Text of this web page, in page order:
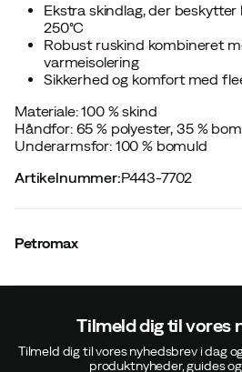
Ekstra skindlag, der
250°C
Robust ruskind kombineret
varmeisolering
Sikkerhed og komfort med
Materiale: 100 % skind
Håndfor: 65 % polyester, 35 %
Underarmsfor: 100 % bomuld
Artikelnummer:P443-7702
Petromax
Tilmeld dig til vores
Tilmeld dig til vores nyhedsbrev i dag
produktnyheder, guides